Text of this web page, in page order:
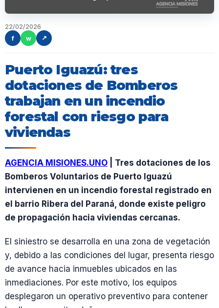
22/02/2026
f
w ↗
Puerto Iguazú: tres
dotaciones de Bomberos
trabajan en un incendio
forestal con riesgo para
viviendas
AGENCIA MISIONES.UNO | Tres dotaciones de los
Bomberos Voluntarios de Puerto Iguazú
intervienen en un incendio forestal registrado en
el barrio Ribera del Paraná, donde existe peligro
de propagación hacia viviendas cercanas.
El siniestro se desarrolla en una zona de vegetación
y, debido a las condiciones del lugar, presenta riesgo
de avance hacia inmuebles ubicados en las
inmediaciones. Por este motivo, los equipos
desplegaron un operativo preventivo para contener